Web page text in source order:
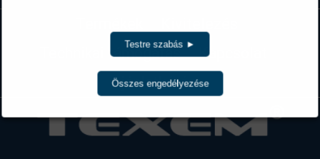
Technikai támogatás
Kapcsolat
Ajánlatkérés
Testre szabás ►
Összes engedélyezése